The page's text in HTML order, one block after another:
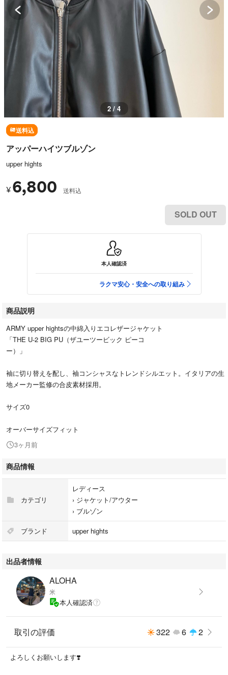
2 / 4
送料込
アッパーハイツブルゾン
upper hights
¥ 6,800 送料込
SOLD OUT
本人確認済
ラクマ安心・安全への取り組み
商品説明
ARMY upper hightsの中綿入りエコレザージャケット
「THE U-2 BIG PU（ザユーツービック ピーコ
ー）」
袖に切り替えを配し、袖コンシャスなトレンドシルエット。イタリアの生
地メーカー監修の合皮素材採用。
サイズ0
オーバーサイズフィット
3ヶ月前
商品情報
カテゴリ
レディース
› ジャケット/アウター
› ブルゾン
ブランド upper hights
出品者情報
ALOHA
米
本人確認済
取引の評価 322 6 2
よろしくお願いします❣️